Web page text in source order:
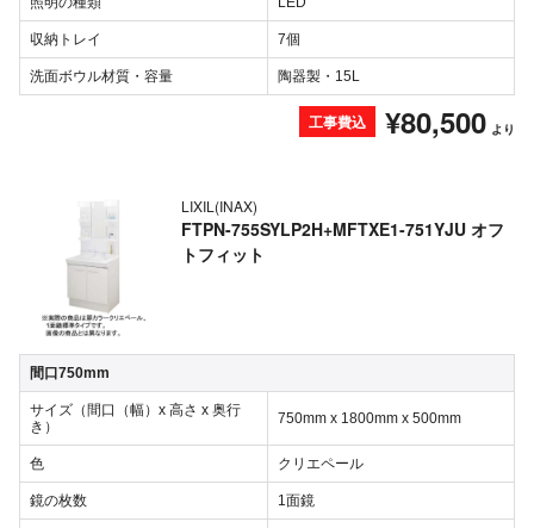
収納トレイ 7個
洗面ボウル材質・容量 陶器製・15L
工事費込 ¥80,500 より
LIXIL(INAX)
FTPN-755SYLP2H+MFTXE1-751YJU オフ
トフィット
間口750mm
サイズ（間口（幅）x 高さ x 奥行
き）
750mm x 1800mm x 500mm
色 クリエペール
鏡の枚数 1面鏡